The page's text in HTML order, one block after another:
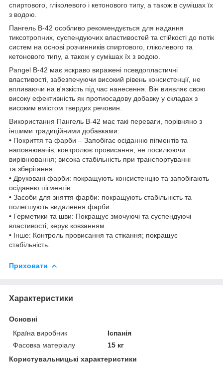
спиртового, гліколевого і кетонового типу, а також в сумішах їх
з водою.
Пангель В-42 особливо рекомендується для надання
тиксотропних, суспендуючих властивостей та стійкості до потік
систем на основі розчинників спиртового, гліколевого та
кетонового типу, а також у сумішах їх з водою.
Pangel B-42 має яскраво виражені псевдопластичні
властивості, забезпечуючи високий рівень консистенції, не
впливаючи на в'язкість під час нанесення. Він виявляє свою
високу ефективність як протиосадову добавку у складах з
високим вмістом твердих речовин.
Використання Пангель В-42 має такі переваги, порівняно з
іншими традиційними добавками:
• Покриття та фарби – Запобігає осіданню пігментів та
наповнювачів; контролює провисання, не посилюючи
вирівнювання; висока стабільність при транспортуванні
та зберігання.
• Друковані фарби: покращують консистенцію та запобігають
осіданню пігментів.
• Засоби для зняття фарби: покращують стабільність та
полегшують видалення фарби.
• Герметики та шви: Покращує змочуючі та суспендуючі
властивості; керує ковзанням.
• Інше: Контроль провисання та стікання; покращує
стабільність.
Приховати
Характеристики
Основні
Країна виробник
Іспанія
Фасовка матеріалу
15 кг
Користувальницькі характеристики